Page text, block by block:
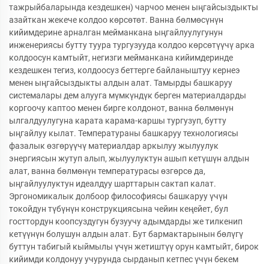
тажрыйбаларында кездешкен) чарчоо менен ыңгайсыздыкты
азайткан жекече колдоо көрсөтөт. Ванна бөлмөсүнүн
кийимдерине арналган мейманкана ыңгайлуулугунун
инженериясы бутту туура тургузууда колдоо көрсөтүүчү арка
колдоосун камтыйт, негизги мейманкана кийимдеринде
кездешкен тегиз, колдоосуз беттерге байланыштуу кернеэ
менен ыңгайсыздыкты алдын алат. Тамырды башкаруу
системалары дем алууга мүмкүндүк берген материалдарды
коргоочу каптоо менен бирге колдонот, ванна бөлмөнүн
ылгалдуулугуна карата карама-каршы тургузуп, бутту
ыңгайлуу кылат. Температураны башкаруу технологиясы
фазалык өзгөрүүчү материалдар аркылуу жылуулук
энергиясын жутуп алып, жылуулуктун ашып кетүшүн алдын
алат, ванна бөлмөнүн температурасы өзгөрсө да,
ыңгайлуулуктун идеалдуу шарттарын сактап калат.
Эргономикалык долбоор философиясы башкаруу үчүн
токойдун түбүнүн конструкциясына чейин кеңейет, бул
госттордун коопсуздугун бузуучу адымдарды же тилкенип
кетүүнүн болушун алдын алат. Бут бармактарынын бөлүгү
буттун табигый кыймылы үчүн жетиштүү орун камтыйт, бирок
кийимди колдонуу учурунда сырданып кетпес үчүн бекем